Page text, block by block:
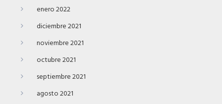
enero 2022
diciembre 2021
noviembre 2021
octubre 2021
septiembre 2021
agosto 2021